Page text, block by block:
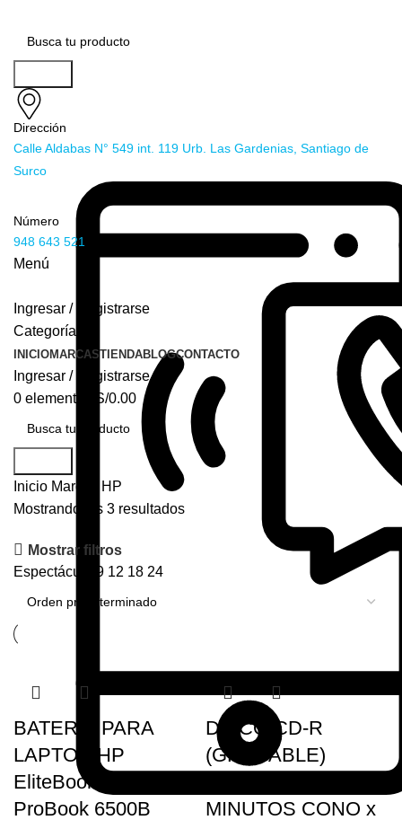
Dirección
Calle Aldabas N° 549 int. 119 Urb. Las Gardenias, Santiago de
Surco
Número
948 643 521
Menú
Ingresar / Registrarse
Categorías
INICIOMARCASTIENDABLOGCONTACTO
Ingresar / Registrarse
0 elementos S/0.00
Inicio Marcas
HP
Mostrando los 3 resultados
Mostrar filtros
Espectáculo
9 12 18 24
BATERIA PARA
LAPTOP HP
EliteBook 6930p
ProBook 6500B
DISCO CD-R
(GRABABLE)
MINUTOS CONO x